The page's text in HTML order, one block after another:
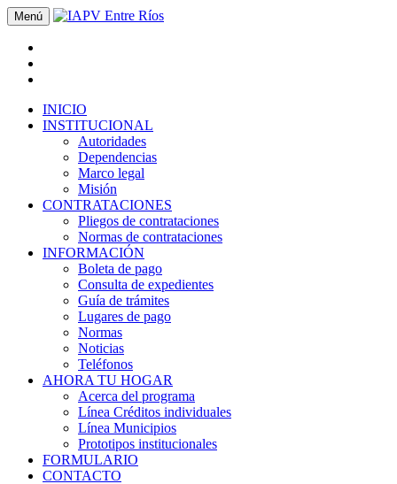
Menú
INICIO
INSTITUCIONAL
Autoridades
Dependencias
Marco legal
Misión
CONTRATACIONES
Pliegos de contrataciones
Normas de contrataciones
INFORMACIÓN
Boleta de pago
Consulta de expedientes
Guía de trámites
Lugares de pago
Normas
Noticias
Teléfonos
AHORA TU HOGAR
Acerca del programa
Línea Créditos individuales
Línea Municipios
Prototipos institucionales
FORMULARIO
CONTACTO